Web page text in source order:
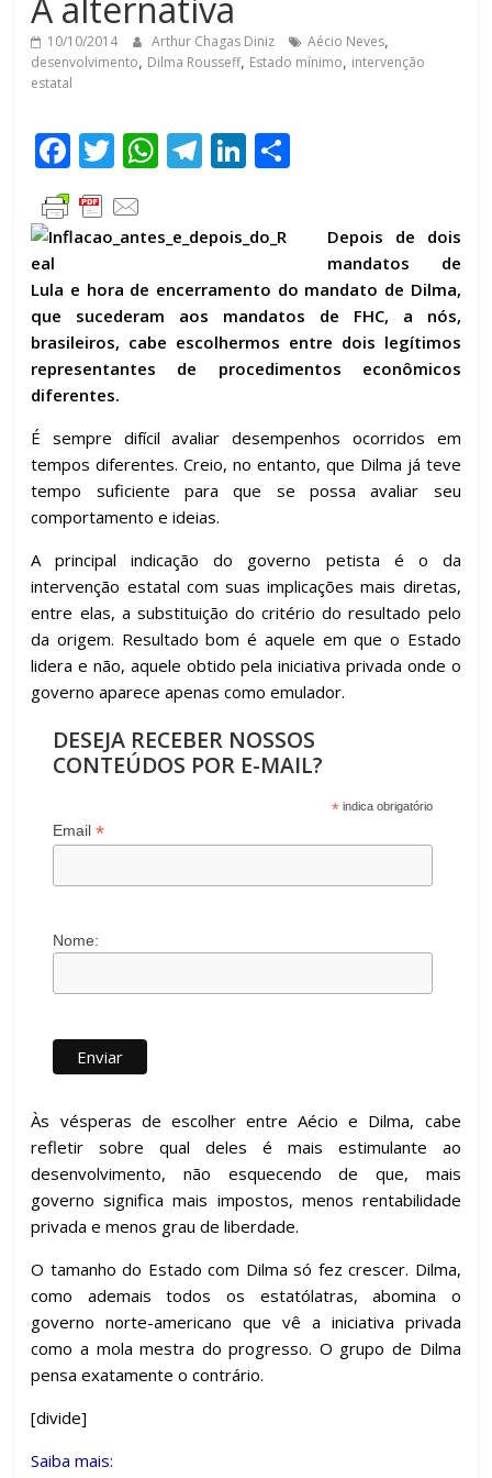
10/10/2014 Arthur Chagas Diniz Aécio Neves,
desenvolvimento, Dilma Rousseff, Estado mínimo, intervenção
estatal
F
ac
e
b
o
o
k
T
w
itt
er
W
s
A
p
p
T
gr
a
m
Li
k
e
dI
n
ar
til
h
Depois de dois
mandatos de
Lula e hora de encerramento do mandato de Dilma,
que sucederam aos mandatos de FHC, a nós,
brasileiros, cabe escolhermos entre dois legítimos
representantes de procedimentos econômicos
diferentes.
É sempre difícil avaliar desempenhos ocorridos em
tempos diferentes. Creio, no entanto, que Dilma já teve
tempo suficiente para que se possa avaliar seu
comportamento e ideias.
A principal indicação do governo petista é o da
intervenção estatal com suas implicações mais diretas,
entre elas, a substituição do critério do resultado pelo
da origem. Resultado bom é aquele em que o Estado
lidera e não, aquele obtido pela iniciativa privada onde o
governo aparece apenas como emulador.
DESEJA RECEBER NOSSOS
CONTEÚDOS POR E-MAIL?
* indica obrigatório
Email*
Nome:
Às vésperas de escolher entre Aécio e Dilma, cabe
refletir sobre qual deles é mais estimulante ao
desenvolvimento, não esquecendo de que, mais
governo significa mais impostos, menos rentabilidade
privada e menos grau de liberdade.
O tamanho do Estado com Dilma só fez crescer. Dilma,
como ademais todos os estatólatras, abomina o
governo norte-americano que vê a iniciativa privada
como a mola mestra do progresso. O grupo de Dilma
pensa exatamente o contrário.
[divide]
Saiba mais: